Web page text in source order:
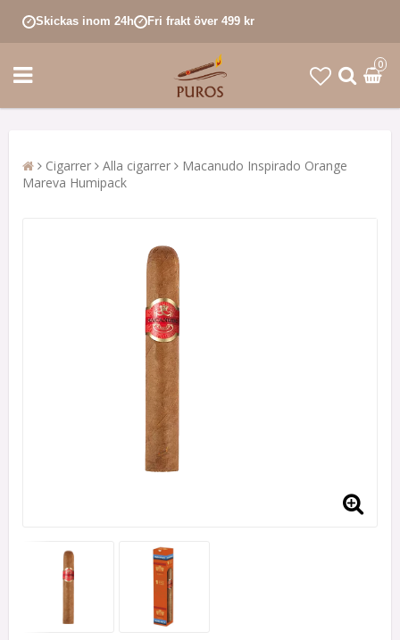
✓ Skickas inom 24h ✓ Fri frakt över 499 kr
0
Cigarrer Alla cigarrer
Macanudo Inspirado Orange
Mareva Humipack